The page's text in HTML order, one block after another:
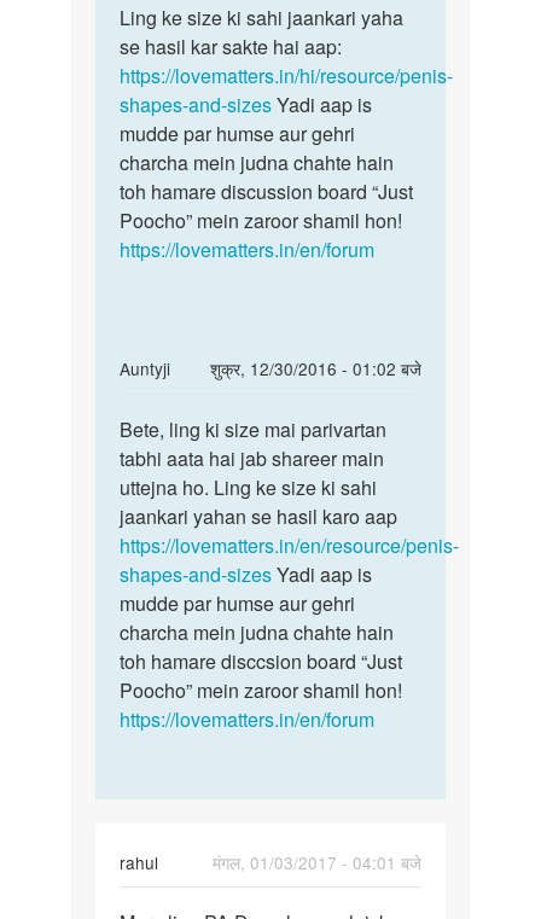
to
Mam
mera
penis
ka
size
4
inch
by
Ling
ke
size
ki
sahi
jaankari
Ling ke size ki sahi jaankari yaha
se hasil kar sakte hai aap:
https://lovematters.in/hi/resource/penis-
shapes-and-sizesYadi aap is
mudde par humse aur gehri
charcha mein judna chahte hain
toh hamare discussion board “Just
Poocho” mein zaroor shamil hon!
https://lovematters.in/en/forum
Auntyji
शुक्र, 12/30/2016 - 01:02 बजे
In
to
Mam
mera
penis
ka
size
4
inch
by
ganesh
Kumar
Bete,
ling
ki
size
mai
Bete, ling ki size mai parivartan
tabhi aata hai jab shareer main
uttejna ho. Ling ke size ki sahi
jaankari yahan se hasil karo aap
https://lovematters.in/en/resource/penis-
shapes-and-sizesYadi aap is
mudde par humse aur gehri
charcha mein judna chahte hain
toh hamare disccsion board “Just
Poocho” mein zaroor shamil hon!
https://lovematters.in/en/forum
rahul
मंगल, 01/03/2017 - 04:01 बजे